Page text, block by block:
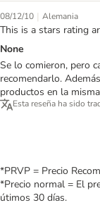
08/12/10 | Alemania
This is a stars rating
None
Se lo comieron, pero
recomendarlo.
productos en la
Esta reseña ha sido
*PRVP = Precio
*Precio normal = El
útimos 30 días.